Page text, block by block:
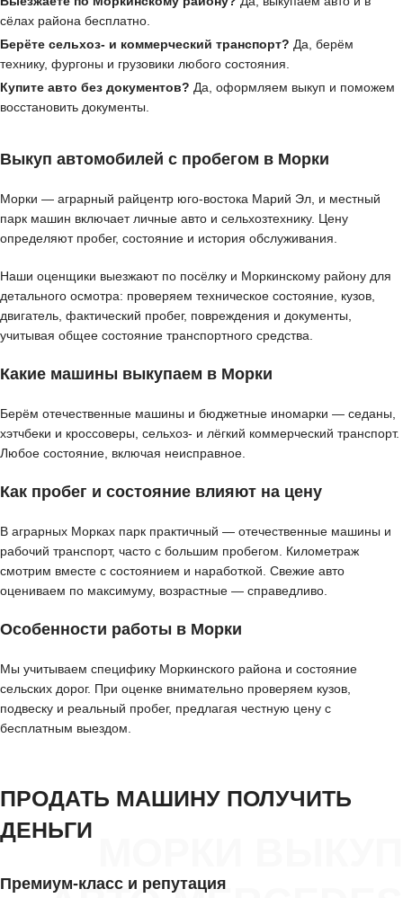
сёлах района бесплатно.
Берёте сельхоз- и коммерческий транспорт? Да, берём
технику, фургоны и грузовики любого состояния.
Купите авто без документов? Да, оформляем выкуп и поможем
восстановить документы.
Выкуп автомобилей с пробегом в Морки
Морки — аграрный райцентр юго-востока Марий Эл, и местный
парк машин включает личные авто и сельхозтехнику. Цену
определяют пробег, состояние и история обслуживания.
Наши оценщики выезжают по посёлку и Моркинскому району для
детального осмотра: проверяем техническое состояние, кузов,
двигатель, фактический пробег, повреждения и документы,
учитывая общее состояние транспортного средства.
Какие машины выкупаем в Морки
Берём отечественные машины и бюджетные иномарки — седаны,
хэтчбеки и кроссоверы, сельхоз- и лёгкий коммерческий транспорт.
Любое состояние, включая неисправное.
Как пробег и состояние влияют на цену
В аграрных Морках парк практичный — отечественные машины и
рабочий транспорт, часто с большим пробегом. Километраж
смотрим вместе с состоянием и наработкой. Свежие авто
оцениваем по максимуму, возрастные — справедливо.
Особенности работы в Морки
Мы учитываем специфику Моркинского района и состояние
сельских дорог. При оценке внимательно проверяем кузов,
подвеску и реальный пробег, предлагая честную цену с
бесплатным выездом.
ПРОДАТЬ МАШИНУ ПОЛУЧИТЬ
ДЕНЬГИ
Премиум-класс и репутация